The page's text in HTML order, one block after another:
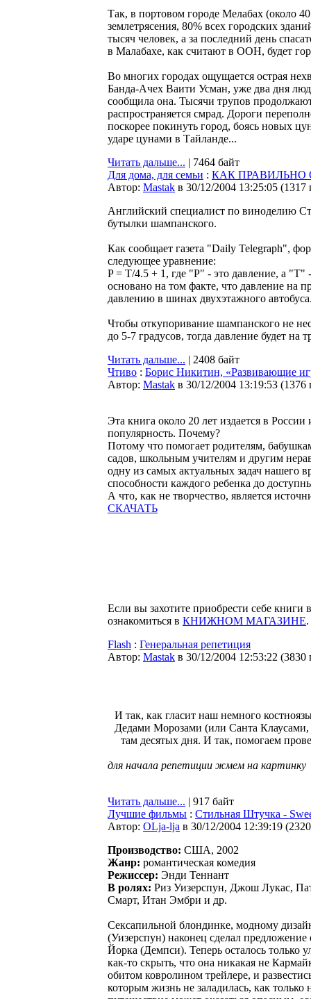
Так, в портовом городе Мелабах (около
землетрясения, 80% всех городских
тысяч человек, а за последний день
в Малабахе, как считают в ООН, будет
Во многих городах ощущается острая
Банда-Ачех Ваити Усман, уже два дня
сообщила она. Тысячи трупов
распространяется смрад. Дороги
поскорее покинуть город, боясь новых
ударе цунами в Тайланде...
Читать дальше... | 7464 байт
Для дома, для семьи : КАК
Автор: Мastak в 30/12/2004 13:25:05 (1317
Английский специалист по виноделию
бутылки шампанского.
Как сообщает газета "Daily Telegraph",
следующее уравнение:
P = T/4.5 + 1, где "Р" - это давление, а "Т"
основано на том факте, что давление на
давлению в шинах двухэтажного
Чтобы откупоривание шампанского не
до 5-7 градусов, тогда давление будет
Читать дальше... | 2408 байт
Чтиво : Борис Никитин, «Развивающие
Автор: Мastak в 30/12/2004 13:19:53 (1376
Эта книга около 20 лет издается в
популярность. Почему?
Потому что помогает родителям,
садов, школьным учителям и другим
одну из самых актуальных задач нашего
способности каждого ребенка до
А что, как не творчество, является
СКАЧАТЬ
Если вы захотите приобрести себе
ознакомиться в КНИЖНОМ МАГАЗИНЕ.
Flash : Генеральная репетиция
Автор: Мastak в 30/12/2004 12:53:22 (3830
И так, как гласит наш немного
Дедами Морозами (или Санта Клаусами,
там десятых дня. И так, помогаем
для начала репетиции жмем на картинку
Читать дальше... | 917 байт
Лучшие фильмы : Стильная Штучка -
Автор: OLja-lja в 30/12/2004 12:39:19 (
Производство: США, 2002
Жанр: романтическая комедия
Режиссер: Энди Теннант
В ролях: Риз Уизерспун, Джош Лукас,
Смарт, Итан Эмбри и др.
Сексапильной блондинке, модному
(Уизерспун) наконец сделал
Йорка (Демпси). Теперь осталось только
как-то скрыть, что она никакая не
обитом ковролином трейлере, и
которым жизнь не заладилась, как